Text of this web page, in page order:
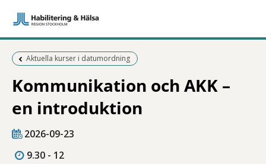
Föregående sida:
Aktuella kurser i datumordning
Kommunikation och AKK –
en introduktion
2026-09-23
9.30 - 12